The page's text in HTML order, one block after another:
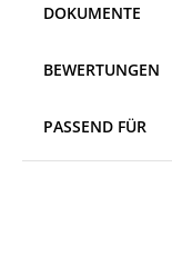
DOKUMENTE
BEWERTUNGEN
PASSEND FÜR